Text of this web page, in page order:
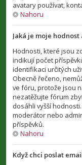
avatary používat,
Nahoru
Jaká je moje
Hodnosti, které jsou
indikují počet
identifikaci určitých
Obecně řečeno,
ve fóru, protože jsou
nezatěžujte fórum
dosáhli vyšší
moderátor nebo
příspěvků.
Nahoru
Když chci poslat